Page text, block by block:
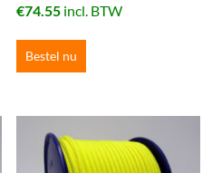
€74.55 incl. BTW
Bestel nu